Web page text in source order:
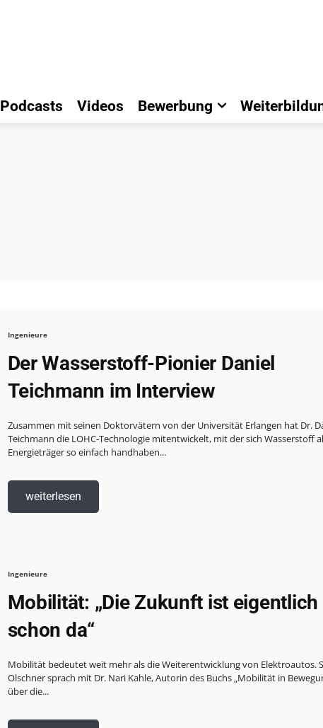
Podcasts Videos Bewerbung
Ingenieure
Der Wasserstoff-Pionier Daniel
Teichmann im Interview
Zusammen mit seinen Doktorvätern von der Universität Erlangen hat Dr.
Teichmann die LOHC-Technologie mitentwickelt, mit der sich Wasserstoff
Energieträger so einfach handhaben...
weiterlesen
Ingenieure
Mobilität: „Die Zukunft ist eigentlich
schon da“
Mobilität bedeutet weit mehr als die Weiterentwicklung von Elektroautos.
Olschner sprach mit Dr. Nari Kahle, Autorin des Buchs „Mobilität in
über die...